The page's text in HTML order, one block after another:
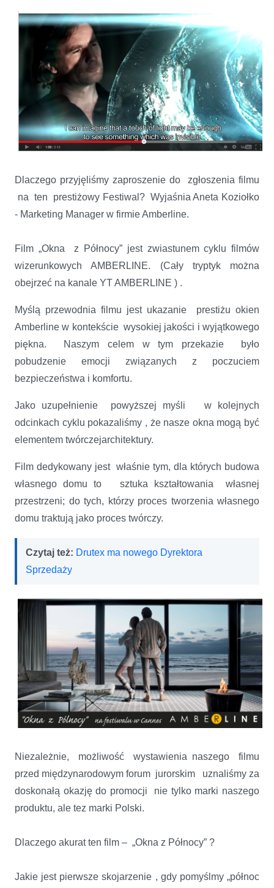
Dlaczego przyjęliśmy zaproszenie do zgłoszenia filmu
na ten prestiżowy Festiwal? Wyjaśnia Aneta Koziołko
- Marketing Manager w firmie Amberline.
Film „Okna z Północy” jest zwiastunem cyklu filmów
wizerunkowych AMBERLINE. (Cały tryptyk można
obejrzeć na kanale YT AMBERLINE ) .
Myślą przewodnia filmu jest ukazanie prestiżu okien
Amberline w kontekście wysokiej jakości i wyjątkowego
piękna. Naszym celem w tym przekazie było
pobudzenie emocji związanych z poczuciem
bezpieczeństwa i komfortu.
Jako uzupełnienie powyższej myśli w kolejnych
odcinkach cyklu pokazaliśmy , że nasze okna mogą być
elementem twórczejarchitektury.
Film dedykowany jest właśnie tym, dla których budowa
własnego domu to sztuka kształtowania własnej
przestrzeni; do tych, którzy proces tworzenia własnego
domu traktują jako proces twórczy.
Czytaj też: Drutex ma nowego Dyrektora
Sprzedaży
Niezależnie, możliwość wystawienia naszego filmu
przed międzynarodowym forum jurorskim uznaliśmy za
doskonałą okazję do promocji nie tylko marki naszego
produktu, ale tez marki Polski.
Dlaczego akurat ten film – „Okna z Północy” ?
Jakie jest pierwsze skojarzenie , gdy pomyślmy „północ